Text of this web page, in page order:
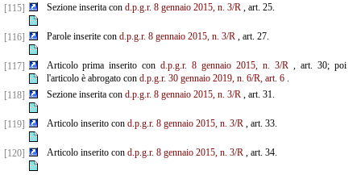
[115] Sezione inserita con d.p.g.r. 8 gennaio 2015, n. 3/R, art. 25.
[116] Parole inserite con d.p.g.r. 8 gennaio 2015, n. 3/R, art. 27.
[117] Articolo prima inserito cond.p.g.r. 8 gennaio 2015, n. 3/R , art. 30; poi
l'articolo è abrogato con d.p.g.r. 30 gennaio 2019, n. 6/R, art. 6.
[118]
Sezione inserita con d.p.g.r. 8 gennaio 2015, n. 3/R, art. 31.
[119] Articolo inserito con d.p.g.r. 8 gennaio 2015, n. 3/R, art. 33.
[120] Articolo inserito con d.p.g.r. 8 gennaio 2015, n. 3/R, art. 34.